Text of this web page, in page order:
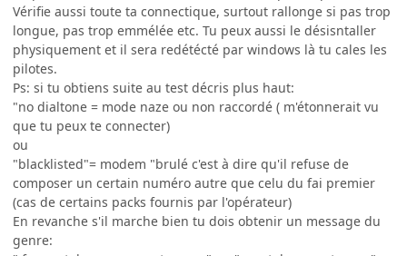
Vérifie aussi toute ta connectique, surtout rallonge si pas trop
longue, pas trop emmélée etc. Tu peux aussi le désisntaller
physiquement et il sera redétécté par windows là tu cales les
pilotes.
Ps: si tu obtiens suite au test décris plus haut:
"no dialtone = mode naze ou non raccordé ( m'étonnerait vu
que tu peux te connecter)
ou
"blacklisted"= modem "brulé c'est à dire qu'il refuse de
composer un certain numéro autre que celu du fai premier
(cas de certains packs fournis par l'opérateur)
En revanche s'il marche bien tu dois obtenir un message du
genre: